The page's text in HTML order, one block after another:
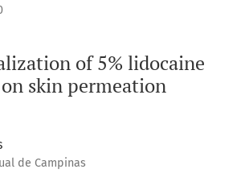
of 5% lidocaine
skin permeation
de Campinas